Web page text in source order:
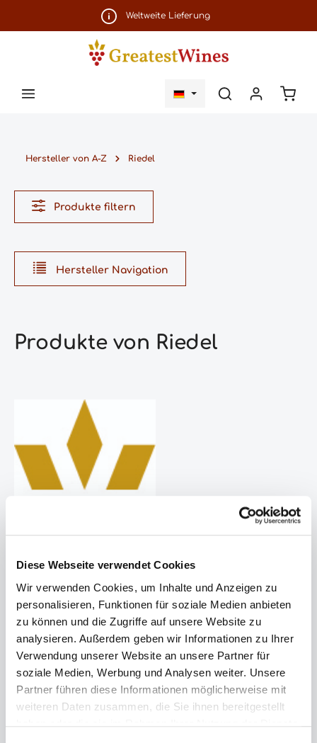
Diese Webseite verwendet Cookies
Wir verwenden Cookies, um Inhalte und Anzeigen zu
personalisieren, Funktionen für soziale Medien anbieten
zu können und die Zugriffe auf unsere Website zu
analysieren. Außerdem geben wir Informationen zu Ihrer
Verwendung unserer Website an unsere Partner für
soziale Medien, Werbung und Analysen weiter. Unsere
Partner führen diese Informationen möglicherweise mit
weiteren Daten zusammen, die Sie ihnen bereitgestellt
Zum Hauptinhalt springenWeltweite Lieferung
Hersteller von A-Z Riedel
Produkte filtern
Hersteller Navigation
Produkte von Riedel